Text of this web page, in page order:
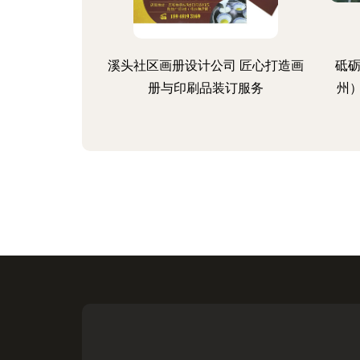
溪头社区画册设计公司 匠心打造画
册与印刷品装订服务
砥
州